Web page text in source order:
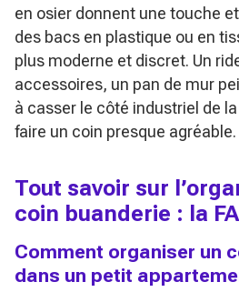
en osier donnent une touche
des bacs en plastique ou en
plus moderne et discret. Un
accessoires, un pan de mur
à casser le côté industriel de
faire un coin presque agréable.
Tout savoir sur
coin buanderie : la
Comment organiser un
dans un petit